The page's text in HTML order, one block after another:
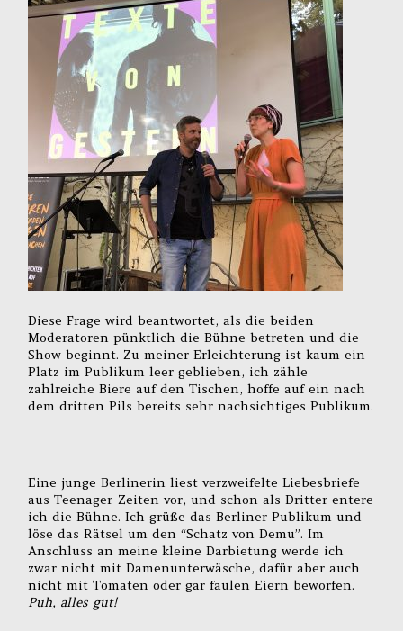
Diese Frage wird beantwortet, als die beiden
Moderatoren pünktlich die Bühne betreten und die
Show beginnt. Zu meiner Erleichterung ist kaum ein
Platz im Publikum leer geblieben, ich zähle
zahlreiche Biere auf den Tischen, hoffe auf ein nach
dem dritten Pils bereits sehr nachsichtiges Publikum.
Eine junge Berlinerin liest verzweifelte Liebesbriefe
aus Teenager-Zeiten vor, und schon als Dritter entere
ich die Bühne. Ich grüße das Berliner Publikum und
löse das Rätsel um den “Schatz von Demu”. Im
Anschluss an meine kleine Darbietung werde ich
zwar nicht mit Damenunterwäsche, dafür aber auch
nicht mit Tomaten oder gar faulen Eiern beworfen.
Puh, alles gut!